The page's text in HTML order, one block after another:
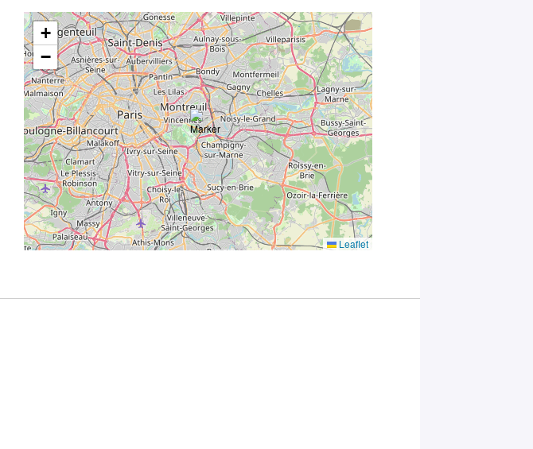
En soumettant
ce formulaire,
vous
consentez au
traitement de
vos données
conformément
à laPolitique
de
confidentialité
de Plug in labs
Université
Paris-Saclay
*
+
−
Leaflet